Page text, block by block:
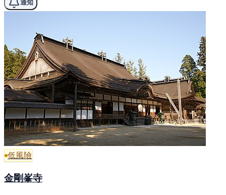
通知
低風險
金剛峯寺